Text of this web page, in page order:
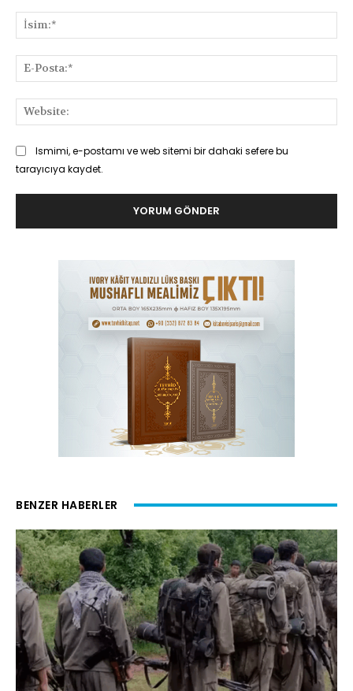
Ismimi, e-postamı ve web sitemi bir dahaki sefere bu
tarayıcıya kaydet.
BENZER HABERLER